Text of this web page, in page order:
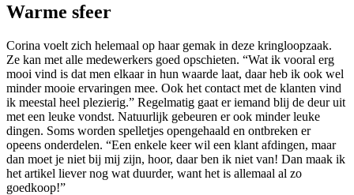
Warme sfeer
Corina voelt zich helemaal op haar gemak in deze kringloopzaak.
Ze kan met alle medewerkers goed opschieten. “Wat ik vooral erg
mooi vind is dat men elkaar in hun waarde laat, daar heb ik ook wel
minder mooie ervaringen mee. Ook het contact met de klanten vind
ik meestal heel plezierig.” Regelmatig gaat er iemand blij de deur uit
met een leuke vondst. Natuurlijk gebeuren er ook minder leuke
dingen. Soms worden spelletjes opengehaald en ontbreken er
opeens onderdelen. “Een enkele keer wil een klant afdingen, maar
dan moet je niet bij mij zijn, hoor, daar ben ik niet van! Dan maak ik
het artikel liever nog wat duurder, want het is allemaal al zo
goedkoop!”